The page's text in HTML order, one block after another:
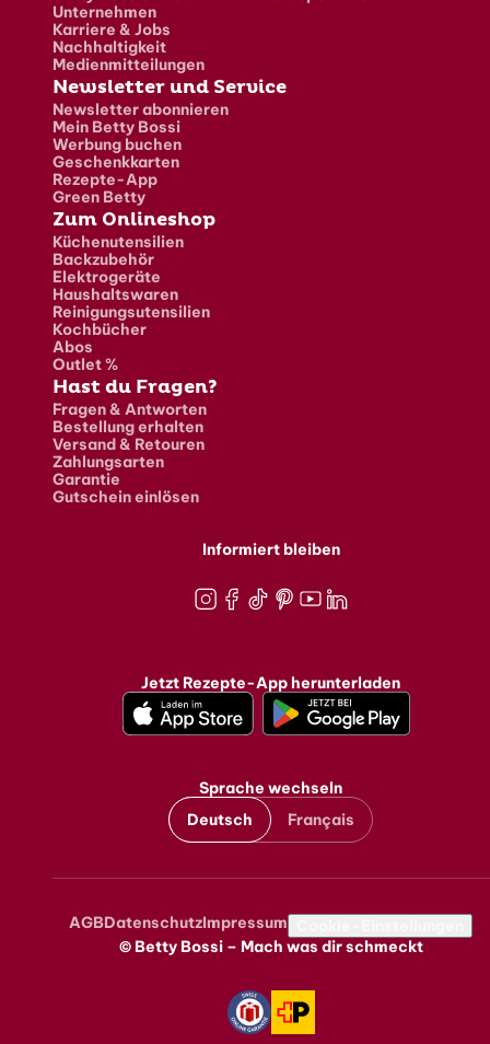
Unternehmen
Karriere & Jobs
Nachhaltigkeit
Medienmitteilungen
Newsletter und Service
Newsletter abonnieren
Mein Betty Bossi
Werbung buchen
Geschenkkarten
Rezepte-App
Green Betty
Zum Onlineshop
Küchenutensilien
Backzubehör
Elektrogeräte
Haushaltswaren
Reinigungsutensilien
Kochbücher
Abos
Outlet %
Hast du Fragen?
Fragen & Antworten
Bestellung erhalten
Versand & Retouren
Zahlungsarten
Garantie
Gutschein einlösen
Informiert bleiben
Jetzt Rezepte-App herunterladen
Sprache wechseln
Deutsch
Français
Metanavigation
AGBDatenschutzImpressum
© Betty Bossi – Mach was dir schmeckt